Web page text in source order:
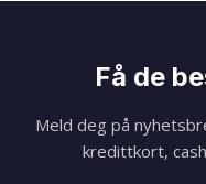
Få de
Meld deg på
kredittkort,